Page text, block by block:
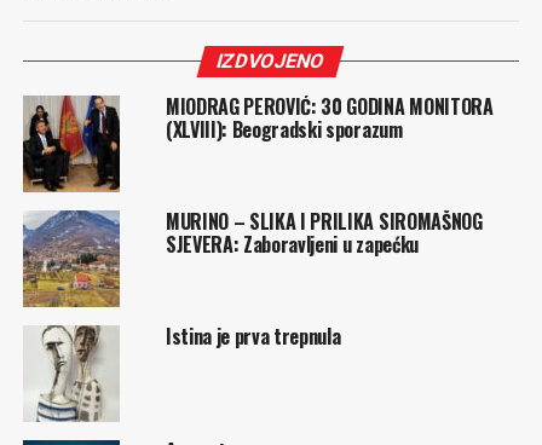
IZDVOJENO
MIODRAG PEROVIĆ: 30 GODINA MONITORA
(XLVIII): Beogradski sporazum
MURINO – SLIKA I PRILIKA SIROMAŠNOG
SJEVERA: Zaboravljeni u zapećku
Istina je prva trepnula